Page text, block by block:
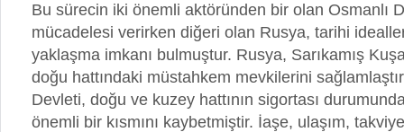
Bu sürecin iki önemli aktöründen bir olan Osmanlı
mücadelesi verirken diğeri olan Rusya, tarihi
yaklaşma imkanı bulmuştur. Rusya, Sarıkamış
doğu hattındaki müstahkem mevkilerini
Devleti, doğu ve kuzey hattının sigortası
önemli bir kısmını kaybetmiştir. İaşe, ulaşım,